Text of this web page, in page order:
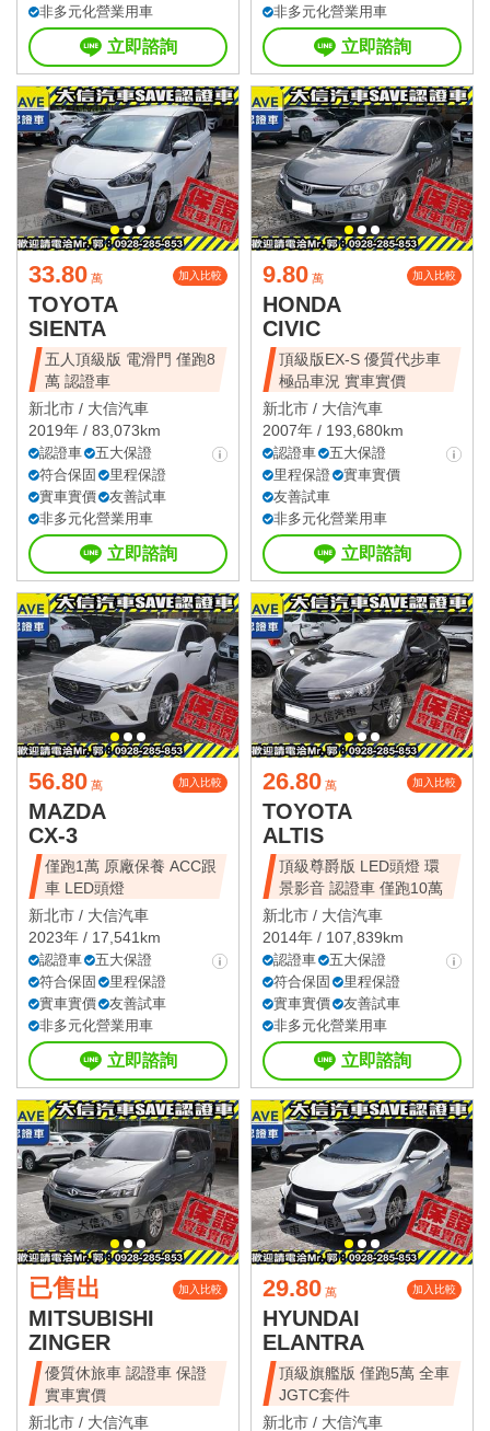
非多元化營業用車
立即諮詢
非多元化營業用車
立即諮詢
33.80 萬 加入比較
TOYOTA
SIENTA
五人頂級版 電滑門 僅跑8
萬 認證車
新北市 / 大信汽車
2019年 / 83,073km
認證車
五大保證
符合保固
里程保證
實車實價
友善試車
非多元化營業用車
立即諮詢
9.80 萬 加入比較
HONDA
CIVIC
頂級版EX-S 優質代步車
極品車況 實車實價
新北市 / 大信汽車
2007年 / 193,680km
認證車
五大保證
里程保證
實車實價
友善試車
非多元化營業用車
立即諮詢
56.80 萬 加入比較
MAZDA
CX-3
僅跑1萬 原廠保養 ACC跟
車 LED頭燈
新北市 / 大信汽車
2023年 / 17,541km
認證車
五大保證
符合保固
里程保證
實車實價
友善試車
非多元化營業用車
立即諮詢
26.80 萬 加入比較
TOYOTA
ALTIS
頂級尊爵版 LED頭燈 環
景影音 認證車 僅跑10萬
新北市 / 大信汽車
2014年 / 107,839km
認證車
五大保證
符合保固
里程保證
實車實價
友善試車
非多元化營業用車
立即諮詢
已售出 加入比較
MITSUBISHI
ZINGER
優質休旅車 認證車 保證
實車實價
新北市 / 大信汽車
29.80 萬 加入比較
HYUNDAI
ELANTRA
頂級旗艦版 僅跑5萬 全車
JGTC套件
新北市 / 大信汽車